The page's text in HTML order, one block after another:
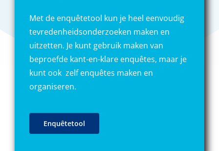
Met de enquêtetool kun je heel eenvoudig
tevredenheidsonderzoeken maken en
uitzetten. Je kunt gebruik maken van
beproefde kant-en-klare enquêtes, maar je
kunt ook zelf enquêtes maken en
organiseren.
Enquêtetool